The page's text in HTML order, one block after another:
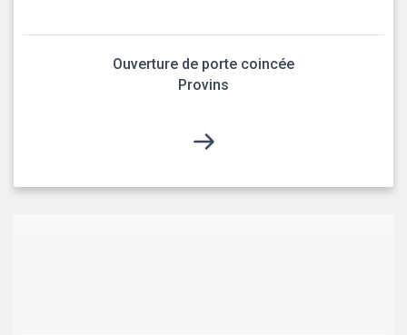
Ouverture de porte coincée
Provins